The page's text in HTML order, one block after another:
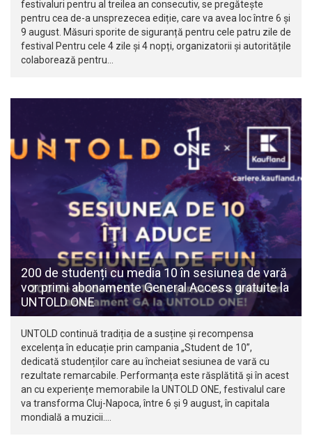
festivaluri pentru al treilea an consecutiv, se pregătește
pentru cea de-a unsprezecea ediție, care va avea loc între 6 și
9 august. Măsuri sporite de siguranță pentru cele patru zile de
festival Pentru cele 4 zile și 4 nopți, organizatorii și autoritățile
colaborează pentru…
200 de studenți cu media 10 în sesiunea de vară
vor primi abonamente General Access gratuite la
UNTOLD ONE
UNTOLD continuă tradiția de a susține și recompensa
excelența în educație prin campania „Student de 10”,
dedicată studenților care au încheiat sesiunea de vară cu
rezultate remarcabile. Performanța este răsplătită și în acest
an cu experiențe memorabile la UNTOLD ONE, festivalul care
va transforma Cluj-Napoca, între 6 și 9 august, în capitala
mondială a muzicii.…